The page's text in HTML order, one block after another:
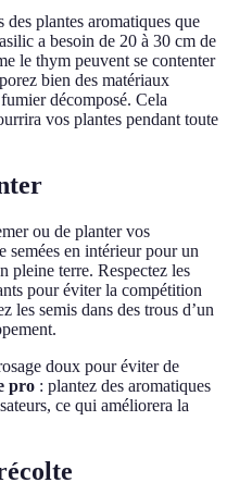
plantes aromatiques que
a besoin de 20 à 30 cm de
le thym peuvent se contenter
bien des matériaux
décomposé. Cela
vos plantes pendant toute
ou de planter vos
semées en intérieur pour un
pleine terre. Respectez les
pour éviter la compétition
les semis dans des trous d’un
doux pour éviter de
pro : plantez des aromatiques
ce qui améliorera la